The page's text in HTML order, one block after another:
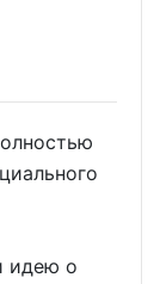
идею о